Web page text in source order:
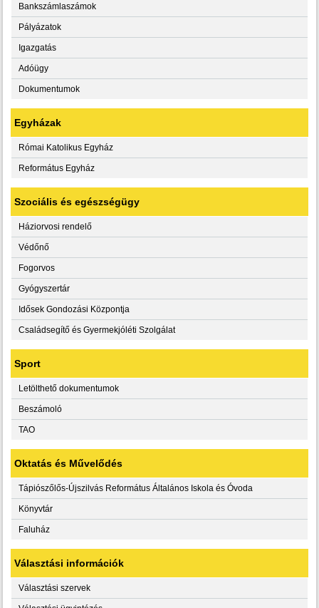
Bankszámlaszámok
Pályázatok
Igazgatás
Adóügy
Dokumentumok
Egyházak
Római Katolikus Egyház
Református Egyház
Szociális és egészségügy
Háziorvosi rendelő
Védőnő
Fogorvos
Gyógyszertár
Idősek Gondozási Központja
Családsegítő és Gyermekjóléti Szolgálat
Sport
Letölthető dokumentumok
Beszámoló
TAO
Oktatás és Művelődés
Tápiószőlős-Újszilvás Református Általános Iskola és Óvoda
Könyvtár
Faluház
Választási információk
Választási szervek